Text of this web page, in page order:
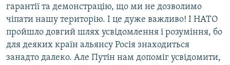
гарантії та демонстрацію, що ми не дозволимо
чіпати нашу територію. І це дуже важливо! І НАТО
пройшло довгий шлях усвідомлення і розуміння, бо
для деяких країн альянсу Росія знаходиться
занадто далеко. Але Путін нам допоміг усвідомити,